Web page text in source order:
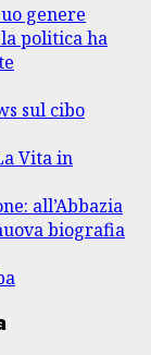
genere
politica ha
sul cibo
Vita in
all’Abbazia
biografia